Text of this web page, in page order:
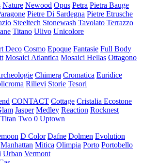
Nature Newood Opus Petra Pietra Bauge
Pietre Di Sardegna Pietre Etrusche
Steeltech Stonewash Tavolato Terrazzo
Titano Ulivo Unicolore
Deco Cosmo Epoque Fantasie Full Body
Mosaici Atlantica Mosaici Hellas Ottagono
Chimera Cromatica Euridice
Rilievi Storie Tesori
CONTACT Cottage Cristalia Ecostone
Jasper Medley Reaction Rocknest
Titan Two 0 Uptown
D Color Dafne Dolmen Evolution
Manhattan Mitica Olimpia Porto Portobello
Urban Vermont